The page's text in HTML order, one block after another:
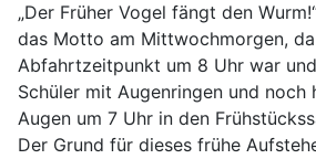
„Der Früher Vogel fängt den
das Motto am Mittwochmorgen,
Abfahrtzeitpunkt um 8 Uhr war
Schüler mit Augenringen und noch
Augen um 7 Uhr in den
Der Grund für dieses frühe